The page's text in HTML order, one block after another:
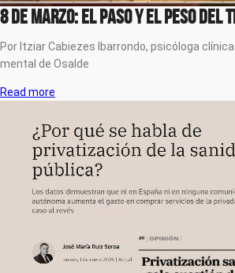
8 de marzo: El PASO y EL PESO DEL
Por Itziar Cabiezes Ibarrondo, psicóloga
mental de Osalde
Read more